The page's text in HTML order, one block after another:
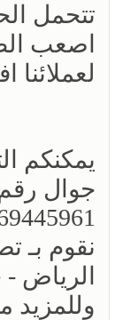
تتحمل
اصعب
لعملائنا
يمكنكم
نقوم بـ
الرياض
وللمزيد